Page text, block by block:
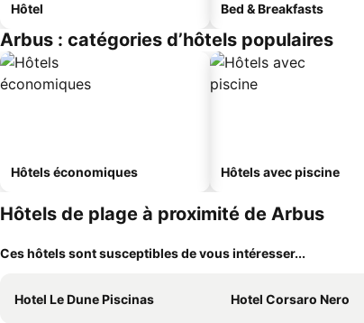
Hôtel Bed & Breakfasts
Arbus : catégories d’hôtels populaires
Hôtels économiques Hôtels avec piscine
Hôtels de plage à proximité de Arbus
Ces hôtels sont susceptibles de vous intéresser...
Hotel Le Dune Piscinas Hotel Corsaro Nero